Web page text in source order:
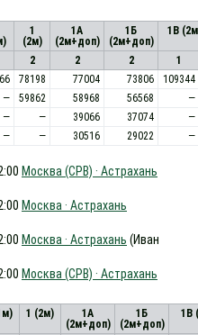
1
(2м)
1А
(2м+доп)
1Б
(2м+доп)
1В
2 2 2
1
78198 77004 73806
109344
— 59862 58968 56568
—
— — 39066 37074
—
— — 30516 29022 —
Москва (СРВ) · Астрахань
Москва · Астрахань
Москва · Астрахань (Иван
Москва (СРВ) · Астрахань
1 (2м)
1А
(2м+доп)
1Б
(2м+доп)
1В